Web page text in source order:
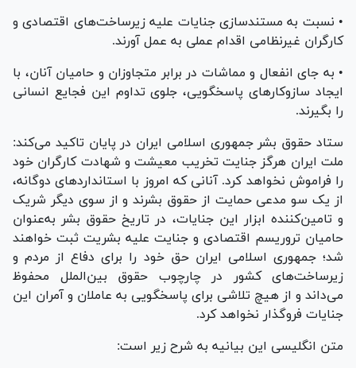
• نسبت به مستندسازی جنایات علیه زیرساخت‌های اقتصادی و
کارگران غیرنظامی اقدام عملی به عمل آورند.
• به جای انفعال و مماشات در برابر متجاوزان و حامیان آنان، با
ایجاد سازوکار‌های پاسخگویی، جلوی تداوم این فجایع انسانی
را بگیرند.
ستاد حقوق بشر جمهوری اسلامی ایران در پایان تاکید می‌کند:
ملت ایران هرگز جنایت تخریب معیشت و شهادت کارگران خود
را فراموش نخواهد کرد. آنانی که امروز با استاندارد‌های دوگانه،
از یک سو مدعی حمایت از حقوق بشرند و از سوی دیگر شریک
و تامین‌کننده ابزار این جنایات، در تاریخ حقوق بشر به‌عنوان
حامیان تروریسم اقتصادی و جنایت علیه بشریت ثبت خواهند
شد؛ جمهوری اسلامی ایران حق خود را برای دفاع از مردم و
زیرساخت‌های کشور در چارچوب حقوق بین‌الملل محفوظ
می‌داند و از هیچ تلاشی برای پاسخگویی به عاملان و آمران این
جنایات فروگذار نخواهد کرد.
متن انگلیسی این بیانیه به شرح زیر است: